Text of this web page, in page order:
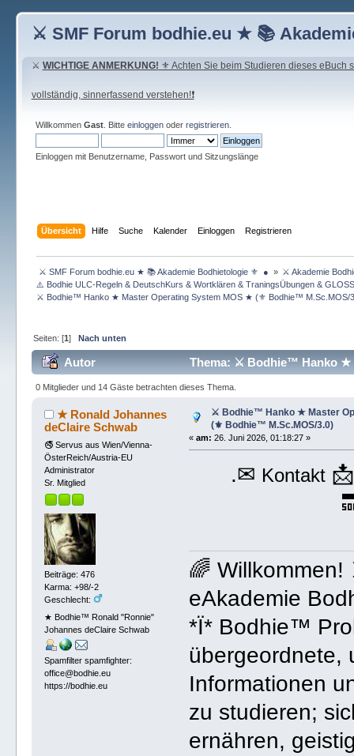
⚔ SMF Forum bodhie.eu ★ 📚
⚔ WICHTIGE ANMERKUNG! ⚜ Achten Sie beim Studieren dieses eBuch
vollständig, sinnerfassend verstehen!❗
Willkommen Gast. Bitte einloggenoder registrieren.
Einloggen mit Benutzername, Passwort und Sitzungslänge
Übersicht Hilfe Suche Kalender Einloggen Registrieren
⚔ SMF Forum bodhie.eu ★ 📚 Akademie Bodhietologie ⚜  ● » ⚔ Akademie
⚠️ Bodhie ULC-Regeln & DeutschKurs & Wortklären & TraningsÜbungen &
⚔ Bodhie™ Hanko ★ Master Operating System MOS ★ (⚜ Bodhie™ M.Sc.MOS/
Seiten: [1] Nach unten
Autor
Thema: ⚔ Bodhie™ Hanko ★
(Gelesen 538 mal)
0 Mitglieder und 14 Gäste betrachten dieses Thema.
★ Ronald Johannes
deClaire Schwab
🚭 Servus aus Wien/Vienna-
ÖsterReich/Austria-EU
Administrator
Sr. Mitglied
Beiträge: 476
Karma: +98/-2
Geschlecht:
★ Bodhie™ Ronald "Ronnie"
Johannes deClaire Schwab
Spamfilter spamfighter:
office@bodhie.eu
https://bodhie.eu
⚔ Bodhie™ Hanko ★ Master
(⚜ Bodhie™ M.Sc.MOS/3.0)
«am: 26. Juni 2026, 01:18:27 »
.✉ Kontakt
🌈
eAkademie
*Ï* Bodhie™
übergeordnete,
Informationen
zu studieren;
ernähren,